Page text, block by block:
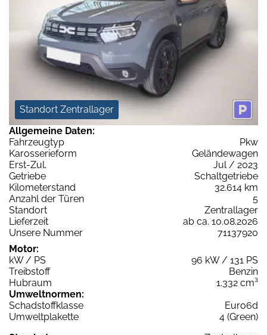
Standort Zentrallager
Allgemeine Daten:
Fahrzeugtyp
Pkw
Karosserieform
Geländewagen
Erst-Zul.
Jul / 2023
Getriebe
Schaltgetriebe
Kilometerstand
32.614 km
Anzahl der Türen
5
Standort
Zentrallager
Lieferzeit
ab ca. 10.08.2026
Unsere Nummer
71137920
Motor:
kW / PS
96 kW / 131 PS
Treibstoff
Benzin
Hubraum
1.332 cm³
Umweltnormen:
Schadstoffklasse
Euro6d
Umweltplakette
4 (Green)